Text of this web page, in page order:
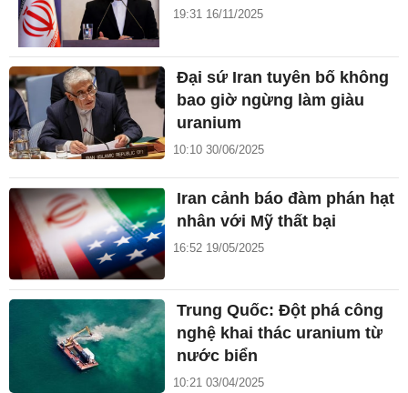
19:31 16/11/2025
Đại sứ Iran tuyên bố không
bao giờ ngừng làm giàu
uranium
10:10 30/06/2025
Iran cảnh báo đàm phán hạt
nhân với Mỹ thất bại
16:52 19/05/2025
Trung Quốc: Đột phá công
nghệ khai thác uranium từ
nước biển
10:21 03/04/2025